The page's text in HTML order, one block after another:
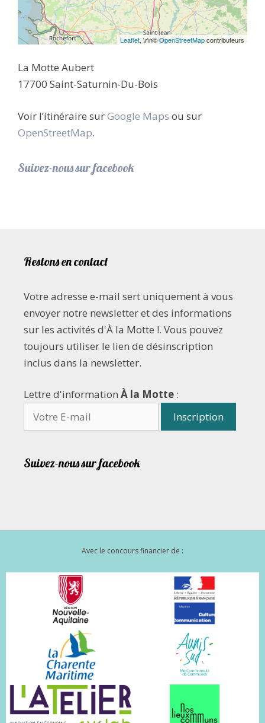
Leaflet, \r\n©OpenStreetMapcontributeurs
La Motte Aubert
17700 Saint-Saturnin-Du-Bois
Voir l’itinéraire surGoogle Maps ou sur
OpenStreetMap.
Suivez-nous sur facebook
Restons en contact
Votre adresse e-mail sert uniquement à vous
envoyer notre newsletter et des informations
sur les activités d'À la Motte !. Vous pouvez
toujours utiliser le lien de désinscription
inclus dans la newsletter.
Lettre d'information À la Motte :
Suivez-nous sur facebook
Avec le concours financier de :